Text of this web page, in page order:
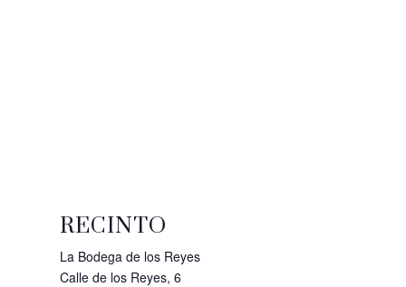
RECINTO
La Bodega de los Reyes
Calle de los Reyes, 6